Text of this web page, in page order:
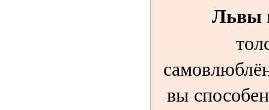
Львы
вы